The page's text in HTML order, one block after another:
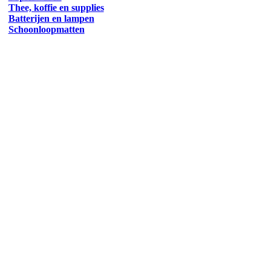
Thee, koffie en supplies
Batterijen en lampen
Schoonloopmatten